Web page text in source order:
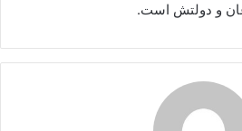
و دولتش است.